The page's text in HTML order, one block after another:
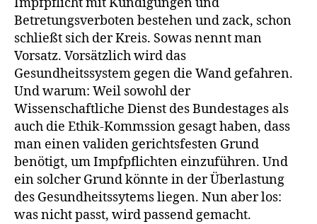
Betretungsverboten bestehen und zack, schon
schließt sich der Kreis. Sowas nennt man
Vorsatz. Vorsätzlich wird das
Gesundheitssystem gegen die Wand gefahren.
Und warum: Weil sowohl der
Wissenschaftliche Dienst des Bundestages als
auch die Ethik-Kommssion gesagt haben, dass
man einen validen gerichtsfesten Grund
benötigt, um Impfpflichten einzuführen. Und
ein solcher Grund könnte in der Überlastung
des Gesundheitssytems liegen. Nun aber los:
was nicht passt, wird passend gemacht.